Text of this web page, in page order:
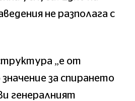
не разполага с
„е от
за спирането
генералният